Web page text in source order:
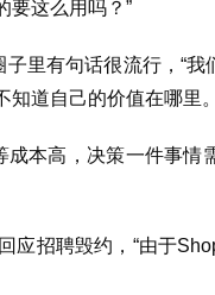
要这么用吗？”
里有句话很流行，“
知道自己的价值在哪里。
成本高，决策一件事情
应招聘毁约，“由于